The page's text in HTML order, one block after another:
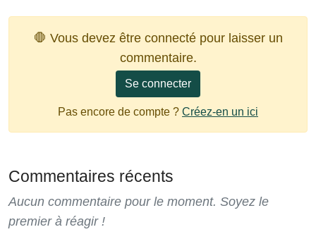
🛑 Vous devez être connecté pour laisser un
commentaire.
Se connecter
Pas encore de compte ? Créez-en un ici
Commentaires récents
Aucun commentaire pour le moment. Soyez le
premier à réagir !